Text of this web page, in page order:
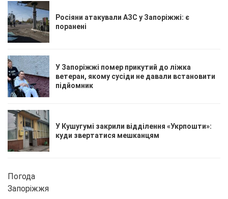
Росіяни атакували АЗС у Запоріжжі: є
поранені
У Запоріжжі помер прикутий до ліжка
ветеран, якому сусіди не давали встановити
підйомник
У Кушугумі закрили відділення «Укрпошти»:
куди звертатися мешканцям
Погода
Запоріжжя